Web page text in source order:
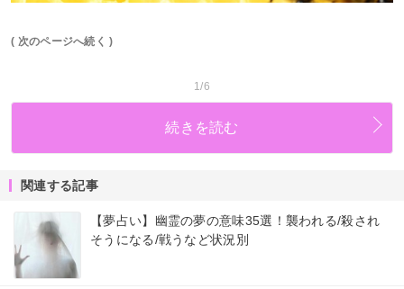
( 次のページへ続く )
1/6
続きを読む
関連する記事
【夢占い】幽霊の夢の意味35選！襲われる/殺され
そうになる/戦うなど状況別